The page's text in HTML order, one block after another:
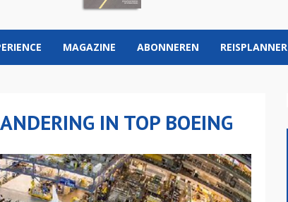
MAGAZINE ABONNEREN REISPLANNER
IN TOP BOEING